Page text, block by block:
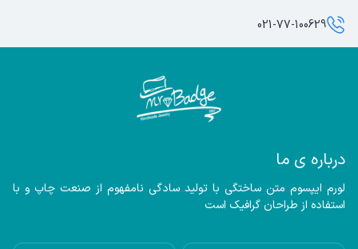
درباره ی ما
استفاده از طراحان گرافیک است
021-77-100629